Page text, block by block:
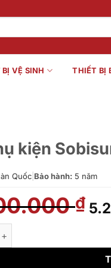
VỆ SINH THIẾT BỊ
kiện
Quốc Bảo hành: 5 năm
₫ Giá
Sobisung SK-7500-WG